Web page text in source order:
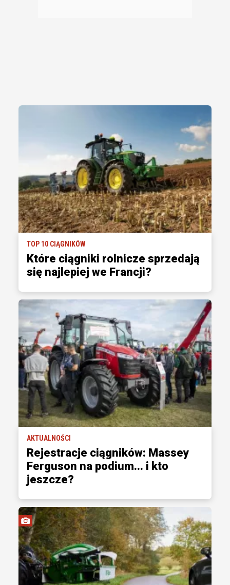
TOP 10 CIĄGNIKÓW
Które ciągniki rolnicze sprzedają
się najlepiej we Francji?
AKTUALNOŚCI
Rejestracje ciągników: Massey
Ferguson na podium... i kto
jeszcze?